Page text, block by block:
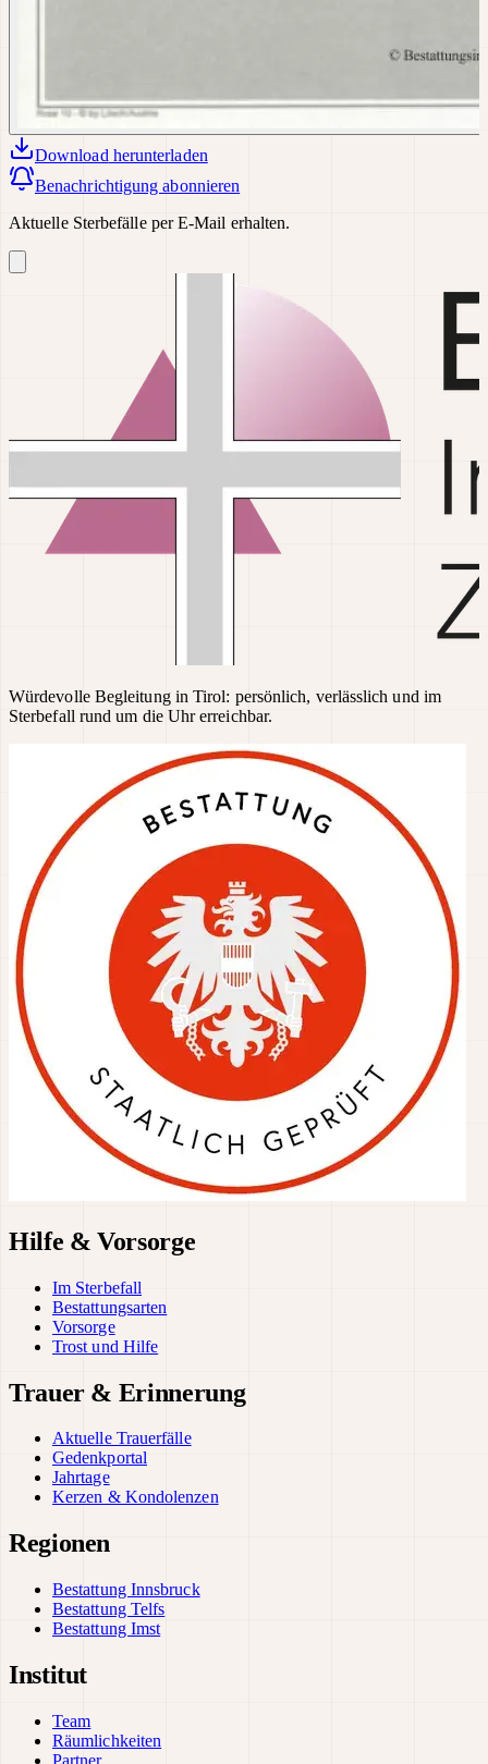
Download herunterladen
Benachrichtigung abonnieren
Aktuelle Sterbefälle per E-Mail erhalten.
Würdevolle Begleitung in Tirol: persönlich, verlässlich und im
Sterbefall rund um die Uhr erreichbar.
Hilfe & Vorsorge
Im Sterbefall
Bestattungsarten
Vorsorge
Trost und Hilfe
Trauer & Erinnerung
Aktuelle Trauerfälle
Gedenkportal
Jahrtage
Kerzen & Kondolenzen
Regionen
Bestattung Innsbruck
Bestattung Telfs
Bestattung Imst
Institut
Team
Räumlichkeiten
Partner